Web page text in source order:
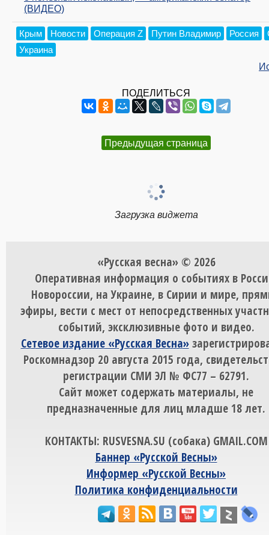
(ВИДЕО)
Крым Новости Операция Z Путин Владимир Россия
Украина
ПОДЕЛИТЬСЯ
Предыдущая страница
Загрузка виджета
«Русская весна» © 2026
Оперативная информация о событиях в
Новороссии, на Украине, в Сирии и мире,
эфиры, вести с мест от непосредственных
событий, эксклюзивные фото и видео.
Сетевое издание «Русская Весна»
Роскомнадзор 20 августа 2015 года,
регистрации СМИ ЭЛ № ФС77 – 62791.
Сайт может содержать материалы, не
предназначенные для лиц младше 18 лет.
КОНТАКТЫ: RUSVESNA.SU (собака) GMAIL.COM
Баннер «Русской Весны»
Информер «Русской Весны»
Политика конфиденциальности